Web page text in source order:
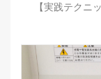
【実践テクニ